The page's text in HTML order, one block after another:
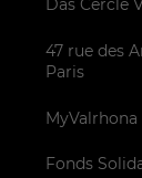
Das Cercle
47 rue des
Paris
MyValrhona
Fonds